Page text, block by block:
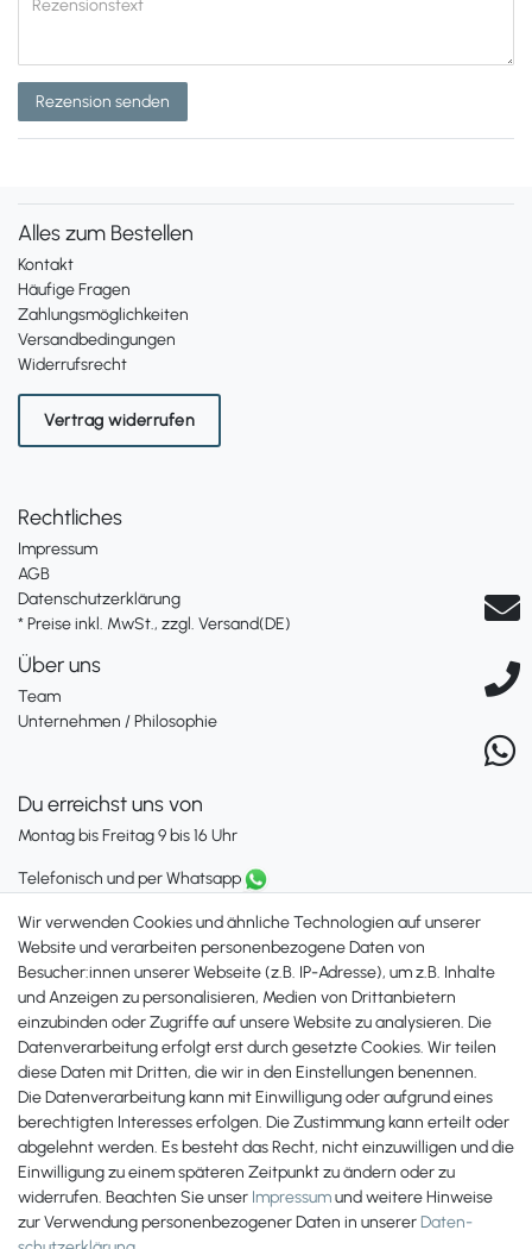
Rezension senden
Alles zum Bestellen
Kontakt
Häufige Fragen
Zahlungsmöglichkeiten
Versandbedingungen
Widerrufsrecht
Vertrag widerrufen
Rechtliches
Impressum
AGB
Datenschutzerklärung
* Preise inkl. MwSt., zzgl. Versand(DE)
Über uns
Team
Unternehmen / Philosophie
Du erreichst uns von
Montag bis Freitag 9 bis 16 Uhr
Telefonisch und per Whatsapp
+49 561 287 907 84
Zahlungsmöglichkeiten
Wir verwenden Cookies und ähnliche Technologien auf unserer
Website und verarbeiten personenbezogene Daten von
Besucher:innen unserer Webseite (z.B. IP-Adresse), um z.B. Inhalte
und Anzeigen zu personalisieren, Medien von Drittanbietern
einzubinden oder Zugriffe auf unsere Website zu analysieren. Die
Datenverarbeitung erfolgt erst durch gesetzte Cookies. Wir teilen
diese Daten mit Dritten, die wir in den Einstellungen benennen.
Die Datenverarbeitung kann mit Einwilligung oder aufgrund eines
berechtigten Interesses erfolgen. Die Zustimmung kann erteilt oder
abgelehnt werden. Es besteht das Recht, nicht einzuwilligen und die
Einwilligung zu einem späteren Zeitpunkt zu ändern oder zu
widerrufen. Beachten Sie unser Impressumund weitere Hinweise
zur Verwendung personenbezogener Daten in unsererDaten­